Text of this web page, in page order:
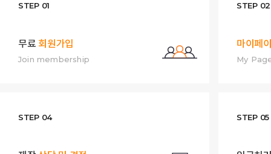
STEP 01
무료 회원가입
Join membership
STEP 02
마이페
My
STEP 04 STEP 05